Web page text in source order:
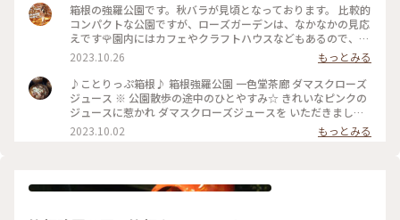
箱根の強羅公園です。秋バラが見頃となっております。 比較的
コンパクトな公園ですが、ローズガーデンは、なかなかの見応
えです🌹園内にはカフェやクラフトハウスなどもあるので、い
ろいろな楽しみ方ができるかと。絵を描きに来ている方もチラ
ホラといて、自由にのんびり過ごせる雰囲気です。 ●営業時間
9:00～17:00（入園は16:30まで）【冬季期間】開園10:00～
※2020年12月1日(火)～2021年2 月28日(日) ●定休日 無休 ●
料金 一般：550円／税込、小学生以下：無料 #秋さんぽ #私の
ことりっぷ旅 #箱根ドライブ #箱根さんぽ #箱根観光 #箱根ひ
とり旅 #女ひとり旅 #箱根強羅公園
2023.10.26
もっとみる
♪ことりっぷ箱根♪ 箱根強羅公園 一色堂茶廊 ダマスクローズ
ジュース ※ 公園散歩の途中のひとやすみ☆ きれいなピンクの
ジュースに惹かれ ダマスクローズジュースを いただきました
☆ ※ バラの中でも 美しい香りのダマスク・ローズ種の 花びら
をふんだんに使い 丁寧にバラのエキスを抽出して 作られたジ
っと一息^ ^ 真夏の終わりの 素敵な旅のひとときでした〜☆ #
2023.10.02 もっとみる